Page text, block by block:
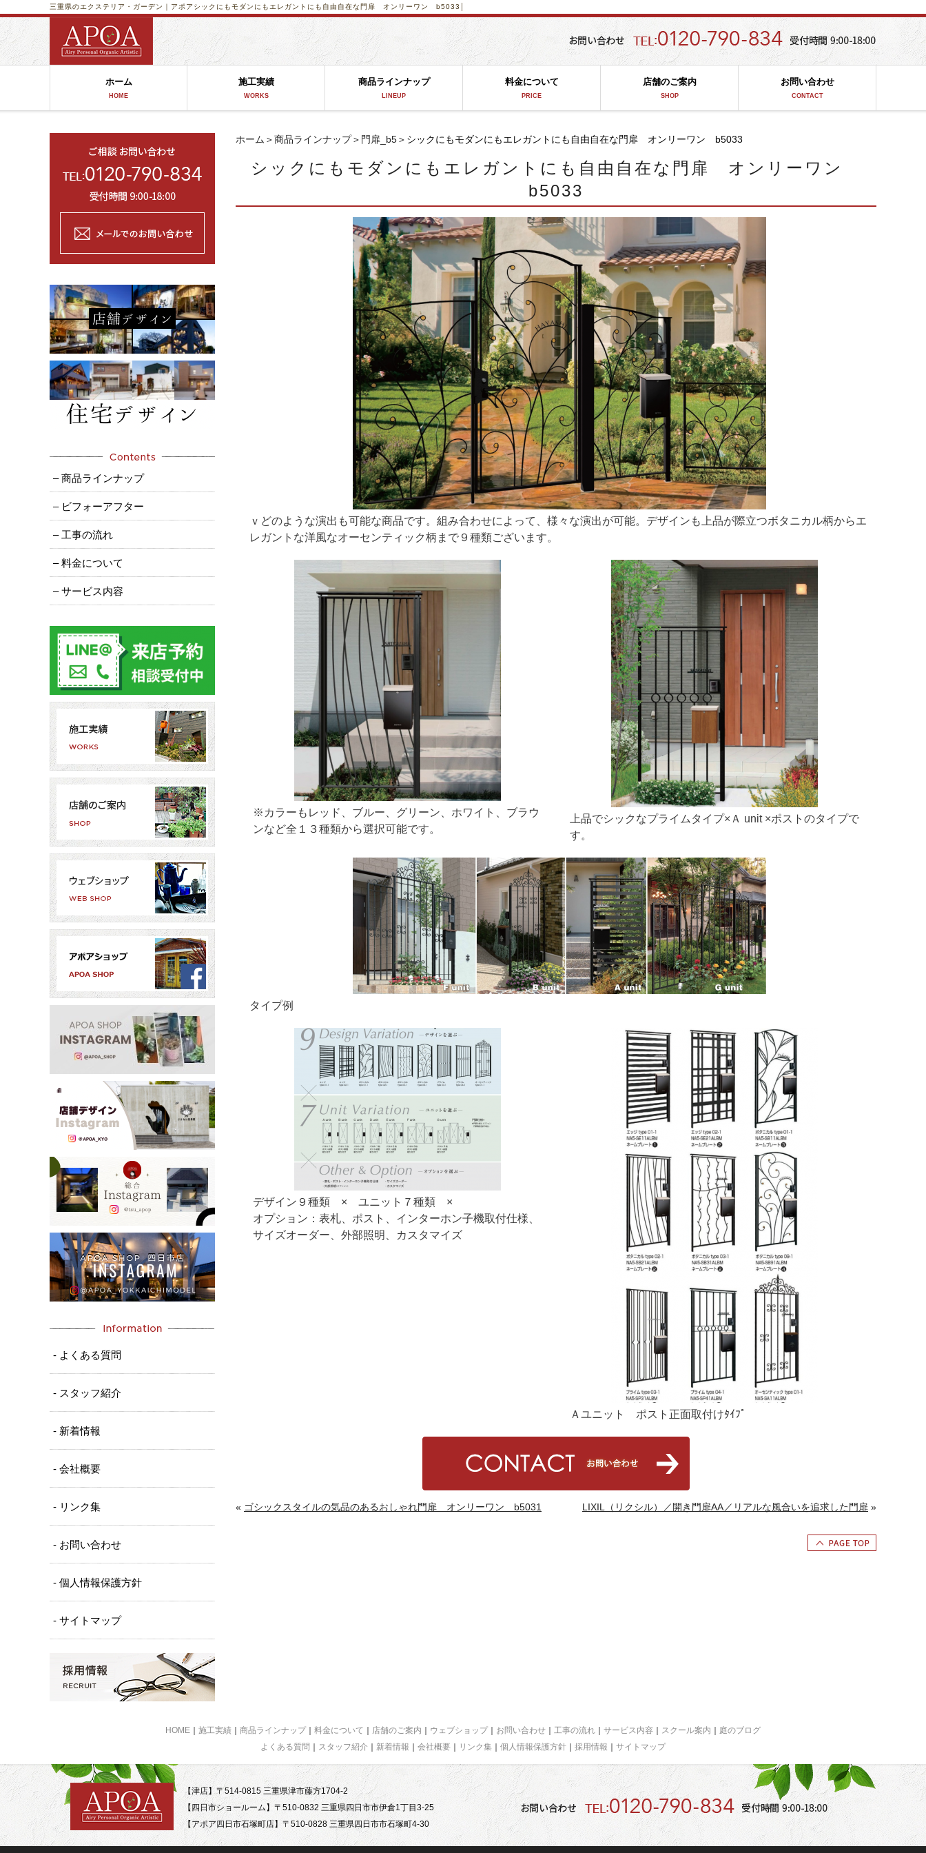
シックにもモダンにもエレガントにも自由自在な門扉 オンリーワン b5033│
三重県のエクステリア・ガーデン｜アポア
ホーム
HOME
施工実績
WORKS
商品ラインナップ
LINEUP
料金について
PRICE
店舗のご案内
SHOP
お問い合わせ
CONTACT
ホーム ＞商品ラインナップ＞ 門扉_b5＞シックにもモダンにもエレガントにも自由自在な門扉 オンリーワン b5033
シックにもモダンにもエレガントにも自由自在な門扉 オンリーワン
b5033
ｖどのような演出も可能な商品です。組み合わせによって、様々な演出が可能。デザインも上品が際立つボタニカル柄からエ
レガントな洋風なオーセンティック柄まで９種類ございます。
※カラーもレッド、ブルー、グリーン、ホワイト、ブラウ
ンなど全１３種類から選択可能です。
上品でシックなプライムタイプ×Ａ unit ×ポストのタイプで
す。
タイプ例
デザイン９種類 × ユニット７種類 ×
オプション：表札、ポスト、インターホン子機取付仕様、
サイズオーダー、外部照明、カスタマイズ
Ａユニット ポスト正面取付けﾀｲﾌﾟ
« ゴシックスタイルの気品のあるおしゃれ門扉 オンリーワン b5031 LIXIL（リクシル）／開き門扉AA／リアルな風合いを追求した門扉 »
– 商品ラインナップ
– ビフォーアフター
– 工事の流れ
– 料金について
– サービス内容
- よくある質問
- スタッフ紹介
- 新着情報
- 会社概要
- リンク集
- お問い合わせ
- 個人情報保護方針
- サイトマップ
HOME 施工実績 商品ラインナップ 料金について 店舗のご案内 ウェブショップ お問い合わせ 工事の流れ サービス内容 スクール案内
庭のブログ
よくある質問
スタッフ紹介 新着情報 会社概要 リンク集 個人情報保護方針 採用情報 サイトマップ
【津店】〒514-0815 三重県津市藤方1704-2
【四日市ショールーム】〒510-0832 三重県四日市市伊倉1丁目3-25
【アポア四日市石塚町店】〒510-0828 三重県四日市市石塚町4-30